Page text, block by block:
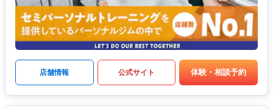
店舗情報 公式サイト 体験・相談予約